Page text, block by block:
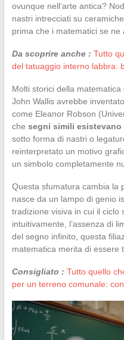
ovunque nell’arte antica?
nastri intrecciati su
prima che i matematici se ne
Da scoprire anche : Tutto
del tatuaggio interno labbra:
Molti storici della
John Wallis avrebbe
come Eleanor Robson
che segni simili
sotto forma di nastri o
reinterpretato un motivo
un simbolo completamente
Questa sfumatura cambia la
nasce da un lampo di genio
tradizione visiva in cui il ciclo
intuitivamente, l’assenza di
del segno infinito, questa
matematica merita di essere
Consigliato : Tutto quello
per un terreno comunale: